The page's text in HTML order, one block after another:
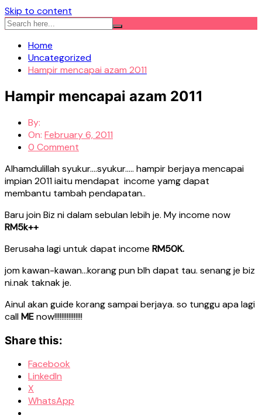
Skip to content
Home
Uncategorized
Hampir mencapai azam 2011
Hampir mencapai azam 2011
By:
On: February 6, 2011
0 Comment
Alhamdulillah syukur….syukur….. hampir berjaya mencapai
impian 2011 iaitu mendapat income yamg dapat
membantu tambah pendapatan..
Baru join Biz ni dalam sebulan lebih je. My income now
RM5k++
Berusaha lagi untuk dapat income RM50K.
jom kawan-kawan…korang pun blh dapat tau. senang je biz
ni.nak taknak je.
Ainul akan guide korang sampai berjaya. so tunggu apa lagi
callMEnow!!!!!!!!!!!!!!!!
Share this:
Facebook
LinkedIn
X
WhatsApp